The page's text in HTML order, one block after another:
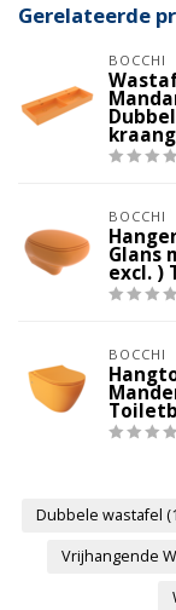
Gerelateerde
BOCCHI
BOCCHI
Glans
excl. )
BOCCHI
Dubbele wastafel
Vrijhangende